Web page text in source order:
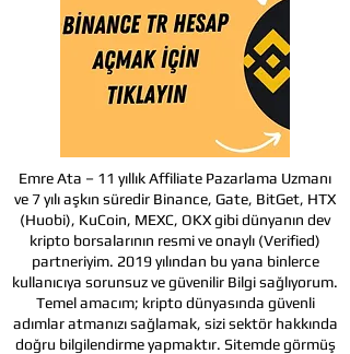
Emre Ata – 11 yıllık Affiliate Pazarlama Uzmanı
ve 7 yılı aşkın süredir Binance, Gate, BitGet, HTX
(Huobi), KuCoin, MEXC, OKX gibi dünyanın dev
kripto borsalarının resmi ve onaylı (Verified)
partneriyim. 2019 yılından bu yana binlerce
kullanıcıya sorunsuz ve güvenilir Bilgi sağlıyorum.
Temel amacım; kripto dünyasında güvenli
adımlar atmanızı sağlamak, sizi sektör hakkında
doğru bilgilendirme yapmaktır. Sitemde görmüş